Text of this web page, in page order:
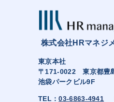
株式会社HRマネジ
東京本社
〒171-0022 東京都豊
池袋パークビル9F
TEL：03-6863-4941